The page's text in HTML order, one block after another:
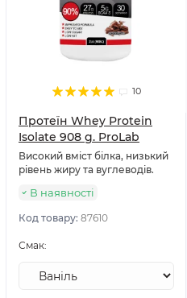
10
Протеїн Whey Protein
Isolate 908 g. ProLab
Високий вміст білка, низький
рівень жиру та вуглеводів.
В наявності
Код товару: 87610
Смак: